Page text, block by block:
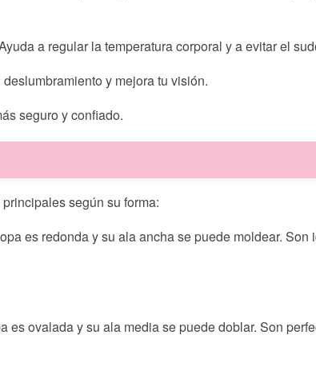
a regular la temperatura corporal y a evitar el
y mejora tu visión.
seguro y confiado.
según su forma:
es redonda y su ala ancha se puede moldear.
es ovalada y su ala media se puede doblar. Son